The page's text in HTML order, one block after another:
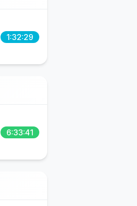
1:32:29
6:33:41